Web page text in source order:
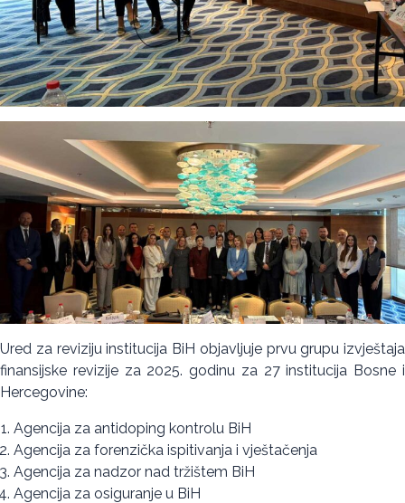
Ured za reviziju institucija BiH objavljuje prvu grupu izvještaja
finansijske revizije za 2025. godinu za 27 institucija Bosne i
Hercegovine:
Agencija za antidoping kontrolu BiH
Agencija za forenzička ispitivanja i vještačenja
Agencija za nadzor nad tržištem BiH
Agencija za osiguranje u BiH